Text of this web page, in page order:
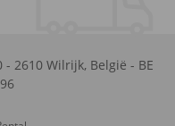
- 2610 Wilrijk, België - BE